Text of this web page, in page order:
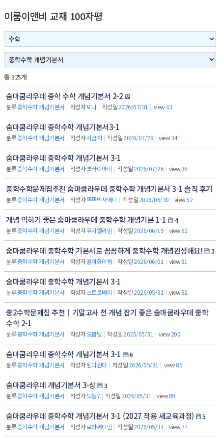
이룸이앤비 교재 100자평
총 325개
숨마쿰라우데 중학 수학 개념기본서 2-2
분류중학수학 개념기본서 | 작성자찌니 | 작성일2026/07/31 | view43
숨마쿰라우데 중학수학 개념기본서3-1
분류중학수학 개념기본서 | 작성자시금치 | 작성일2026/07/28 | view34
숨마쿰라우데 중학수학 개념기본서 3-1
분류중학수학 개념기본서 | 작성자뽀빠이마미 | 작성일2026/07/26 | view36
중학수학문제집추천 숨마쿰라우데 중학수학 개념기본서 3-1 솔직 후기
분류중학수학 개념기본서 | 작성자똑똑박사에디 | 작성일2026/06/30 | view52
개념 익히기 좋은 숨마쿰라우데 중학수학 개념기본 1-1
4
분류중학수학 개념기본서 | 작성자유리엘라맘 | 작성일2026/06/19 | view62
숨마쿰라우데 중학수학 기본서로 꼼꼼하게 중학수학 개념완성해요!
3
분류중학수학 개념기본서 | 작성자율이화이팅 | 작성일2026/06/01 | view81
숨마쿰라우데 중학수학 개념기본서 3-1
분류중학수학 개념기본서 | 작성자스트로베리 | 작성일2026/05/31 | view82
중2수학문제집 추천｜기말고사 전 개념 잡기 좋은 숨마쿰라우데 중학
수학 2-1
분류중학수학 개념기본서 | 작성자오봄날 | 작성일2026/05/31 | view200
숨마쿰라우데 중학수학 개념기본서 3-1
6
분류중학수학 개념기본서 | 작성자된다된다 | 작성일2026/05/31 | view85
숨마쿰라우데 개념기본서 3-상
3
분류중학수학 개념기본서 | 작성자모뇽7 | 작성일2026/05/31 | view89
숨마쿰라우데 중학수학 개념기본서 3-1 (2027 적용 새교육과정)
5
분류중학수학 개념기본서 | 작성자로하써니맘 | 작성일2026/05/31 | view77